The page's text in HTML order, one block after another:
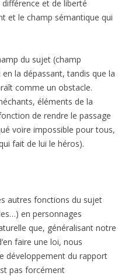
différence et de liberté
et le champ sémantique qui
du sujet (champ
la dépassant, tandis que la
comme un obstacle.
éléments de la
de rendre le passage
voire impossible pour tous,
fait de lui le héros).
autres fonctions du sujet
en personnages
que, généralisant notre
faire une loi, nous
développement du rapport
pas forcément